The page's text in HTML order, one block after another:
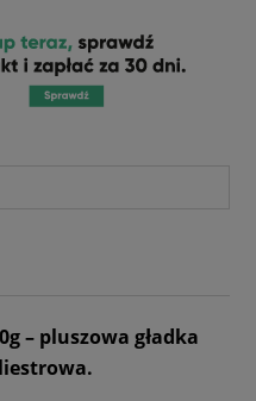
– pluszowa gładka